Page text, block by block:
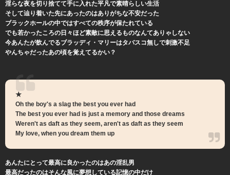
淫らな夜を切り捨てて手に入れた平凡で素晴らしい生活
そして辿り着いた先にあったのはありがちな不安だった
ブラックホールの中ではすべての秩序が保たれている
でも若かったころの日々ほど素敵に思えるものなんてありゃしない
今あんたが飲んでるブラッディ・マリーはタバスコ無しで刺激不足
やんちゃだったあの頃を覚えてるかい？
★
Oh the boy's a slag the best you ever had
The best you ever had is just a memory and those dreams
Weren't as daft as they seem, aren't as daft as they seem
My love, when you dream them up
あんたにとって最高に良かったのはあの淫乱男
最高だったのはそんな風に夢想している記憶の中だけ